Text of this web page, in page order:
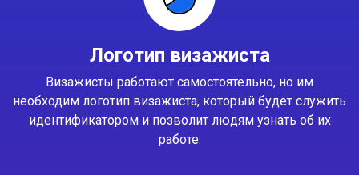
Логотип визажиста
Визажисты работают самостоятельно, но им
необходим логотип визажиста, который будет служить
идентификатором и позволит людям узнать об их
работе.